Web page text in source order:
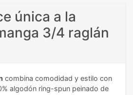
única a la
3/4 raglán
combina comodidad y estilo con
algodón ring-spun peinado de